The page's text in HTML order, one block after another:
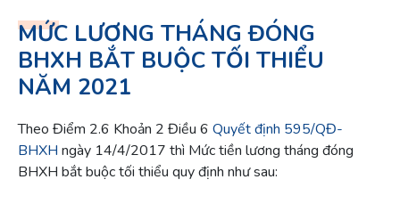
MỨC LƯƠNG THÁNG ĐÓNG
BHXH BẮT BUỘC TỐI THIỂU
NĂM 2021
Theo Điểm 2.6 Khoản 2 Điều 6 Quyết định 595/QĐ-
BHXH ngày 14/4/2017 thì Mức tiền lương tháng đóng
BHXH bắt buộc tối thiểu quy định như sau: